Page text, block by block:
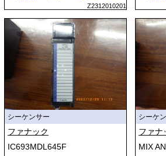
Z2312010201
シーケンサー
ファナック
IC693MDL645F
シーケ
ファナ
MIX